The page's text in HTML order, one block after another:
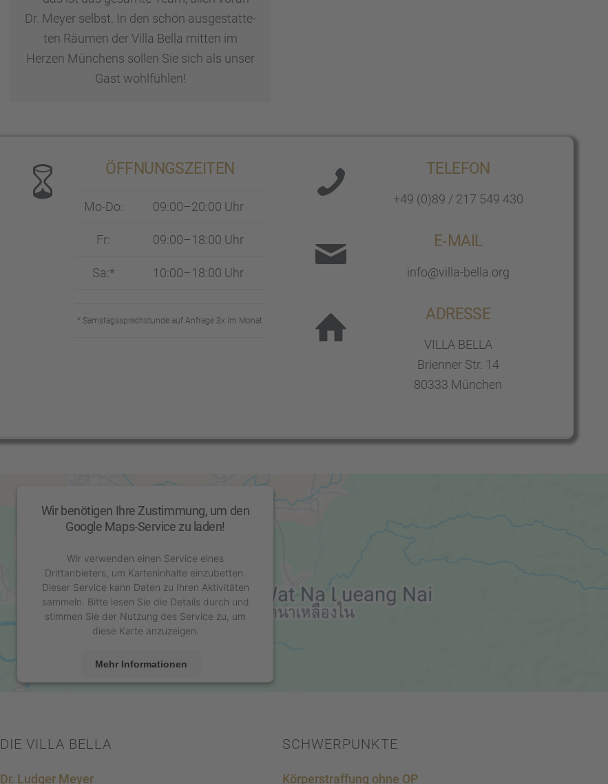
Dr. Meyer selbst. In den schön ausge­stat­te­
ten Räumen der Villa Bella mitten im
Herzen Münchens sollen Sie sich als unser
Gast wohlfüh­len!
ÖFFNUNGS­ZEI­TEN
Mo-Do: 09:00–20:00 Uhr
Fr: 09:00–18:00 Uhr
Sa:* 10:00–18:00 Uhr
* Samstags­sprech­stunde auf Anfrage 3x im Monat
TELEFON
+49 (0)89 / 217 549 430
E‑MAIL
info@villa-bella.org
ADRESSE
VILLA BELLA
Brien­ner Str. 14
80333 München
Wir benötigen Ihre Zustimmung, um den
Google Maps-Service zu laden!
Wir verwenden einen Service eines
Drittanbieters, um Karteninhalte einzubetten.
Dieser Service kann Daten zu Ihren Aktivitäten
sammeln. Bitte lesen Sie die Details durch und
stimmen Sie der Nutzung des Service zu, um
diese Karte anzuzeigen.
Mehr Informationen
Platform
DIE VILLA BELLA
Dr. Ludger Meyer
SCHWER­PUNKTE
Körper­straf­fung ohne OP